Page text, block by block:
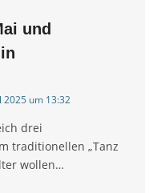
und
2025 um 13:32
drei
traditionellen „Tanz
wollen…